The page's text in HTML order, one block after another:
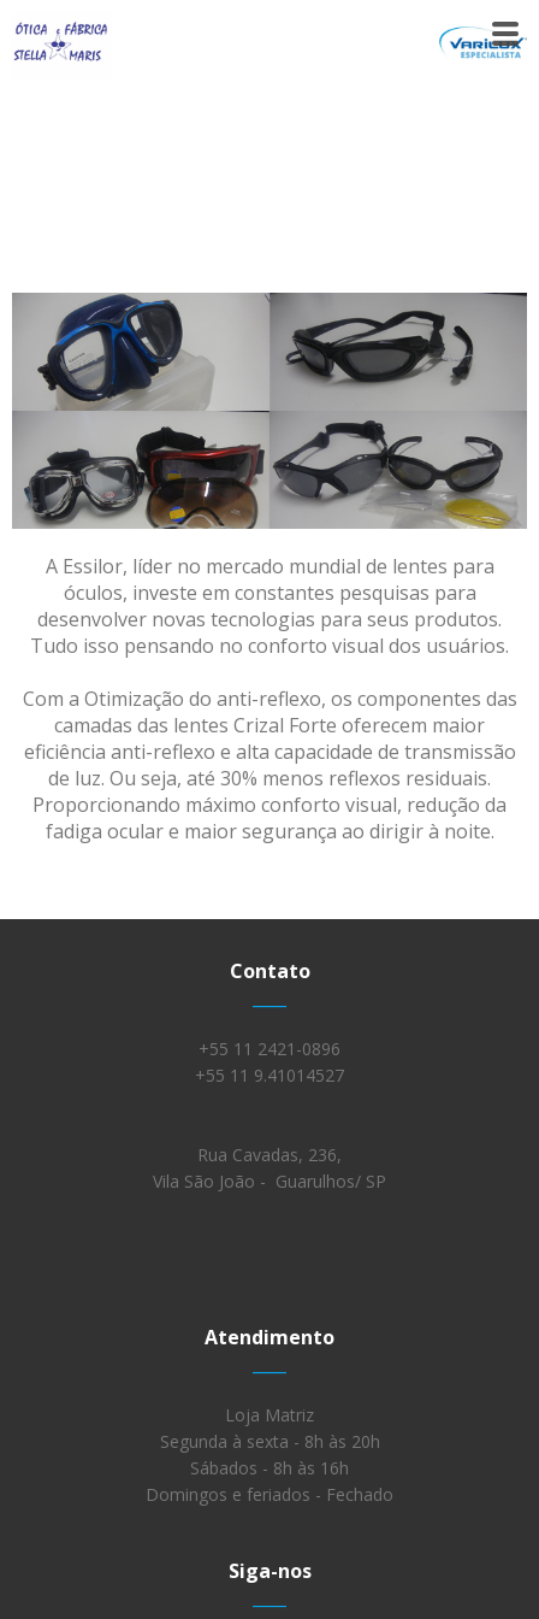
A Essilor, líder no mercado mundial de lentes para
óculos, investe em constantes pesquisas para
desenvolver novas tecnologias para seus produtos.
Tudo isso pensando no conforto visual dos usuários.
Com a Otimização do anti-reflexo, os componentes das
camadas das lentes Crizal Forte oferecem maior
eficiência anti-reflexo e alta capacidade de transmissão
de luz. Ou seja, até 30% menos reflexos residuais.
Proporcionando máximo conforto visual, redução da
fadiga ocular e maior segurança ao dirigir à noite.
Contato
+55 11 2421-0896
+55 11 9.41014527
Rua Cavadas, 236,
Vila São João - Guarulhos/ SP
Atendimento
Loja Matriz
Segunda à sexta - 8h às 20h
Sábados - 8h às 16h
Domingos e feriados - Fechado
Siga-nos